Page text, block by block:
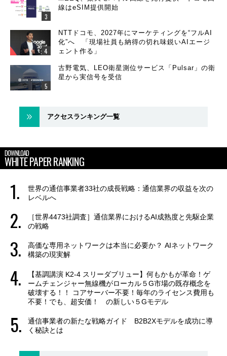
線はeSIM提供開始
NTTドコモ、2027年にマーケティングを“フルAI
化”へ 「現場社員も納得の切れ味鋭いAIエージ
ェント作る」
古野電気、LEO衛星測位サービス「Pulsar」の衛
星から実信号を受信
アクセスランキング一覧
DOWNLOAD
WHITE PAPER RANKING
世界の通信事業者33社の成長戦略：通信業界の収益を次の
レベルへ
［世界4473社調査］通信業界におけるAI成熟度と先駆企業
の戦略
高価な専用ネットワークは本当に必要か？ AIネットワーク
構築の現実解
【基調講演 K2-4 スリーダブリュー】何もかもが革命！ゲ
ームチェンジャー無線機がローカル５G市場の既存概念を
破壊する！！ コアサーバー不要！毎年のライセンス費用も
不要！でも、超安価！ の新しい５Gモデル
通信事業者の新たな戦略ガイド B2B2Xモデルを成功に導
く秘訣とは